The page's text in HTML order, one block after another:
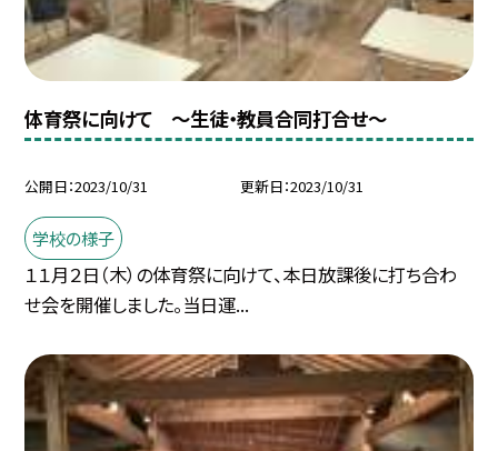
体育祭に向けて 〜生徒・教員合同打合せ〜
公開日 2023/10/31 更新日 2023/10/31
学校の様子
１１月２日（木）の体育祭に向けて、本日放課後に打ち合わ
せ会を開催しました。当日運...